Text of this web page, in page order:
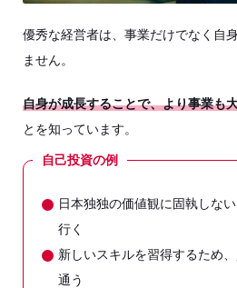
優秀な経営者は、事業だけでなく自
ません。
自身が成長することで、より事業も
とを知っています。
自己投資の例
日本独独の価値観に固執しな
行く
新しいスキルを習得するため
通う